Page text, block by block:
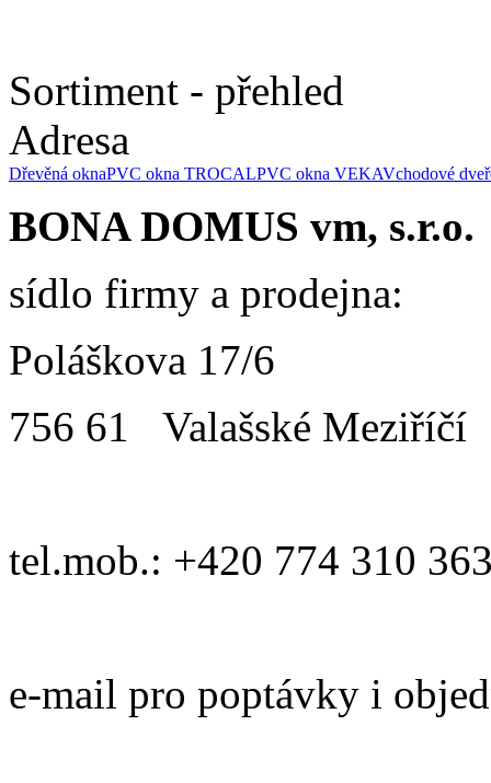
Sortiment - přehled
Adresa
Dřevěná oknaPVC okna TROCALPVC okna VEKAVchodové
BONA DOMUS vm, s.r.o.
sídlo firmy a prodejna:
Poláškova 17/6
756 61 Valašské Meziříčí
tel.mob.: +420 774 310
e-mail pro poptávky i